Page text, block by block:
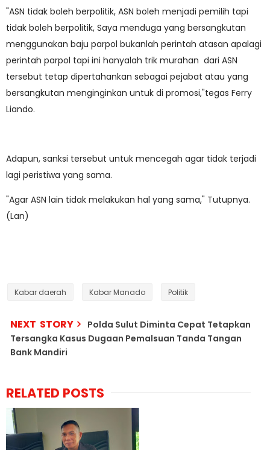
"ASN tidak boleh berpolitik, ASN boleh menjadi pemilih tapi
tidak boleh berpolitik, Saya menduga yang bersangkutan
menggunakan baju parpol bukanlah perintah atasan apalagi
perintah parpol tapi ini hanyalah trik murahan dari ASN
tersebut tetap dipertahankan sebagai pejabat atau yang
bersangkutan menginginkan untuk di promosi,"tegas Ferry
Liando.
Adapun, sanksi tersebut untuk mencegah agar tidak terjadi
lagi peristiwa yang sama.
"Agar ASN lain tidak melakukan hal yang sama," Tutupnya.
(Lan)
Kabar daerah Kabar Manado Politik
NEXT STORY
Polda Sulut Diminta Cepat Tetapkan
Tersangka Kasus Dugaan Pemalsuan Tanda Tangan
Bank Mandiri
RELATED POSTS